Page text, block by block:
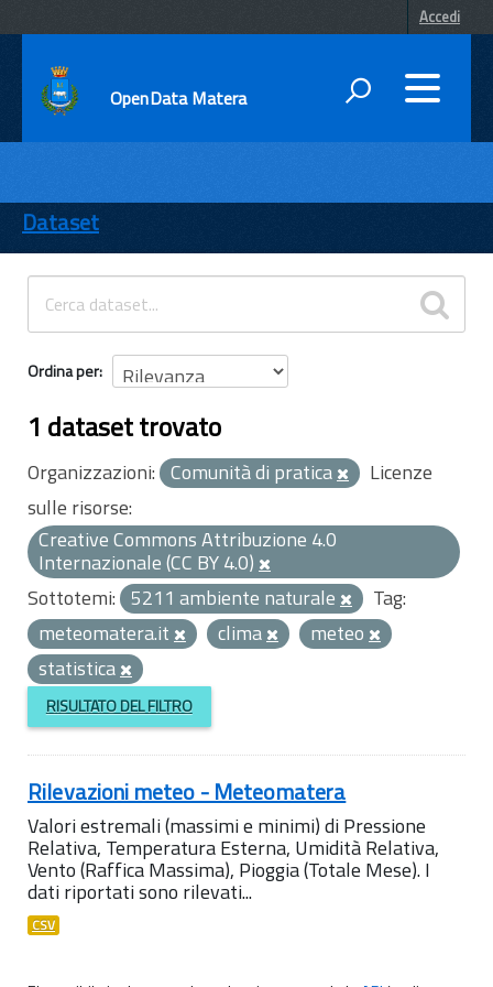
Accedi
OpenData Matera
ENTI
TEMI
INFORMAZIONI
Dataset
Ordina per
1 dataset trovato
Organizzazioni: Comunità di pratica
Licenze
sulle risorse:
Creative Commons Attribuzione 4.0
Internazionale (CC BY 4.0)
Sottotemi: 5211 ambiente naturale
Tag:
meteomatera.it
clima
meteo
statistica
RISULTATO DEL FILTRO
Rilevazioni meteo - Meteomatera
Valori estremali (massimi e minimi) di Pressione
Relativa, Temperatura Esterna, Umidità Relativa,
Vento (Raffica Massima), Pioggia (Totale Mese). I
dati riportati sono rilevati...
CSV